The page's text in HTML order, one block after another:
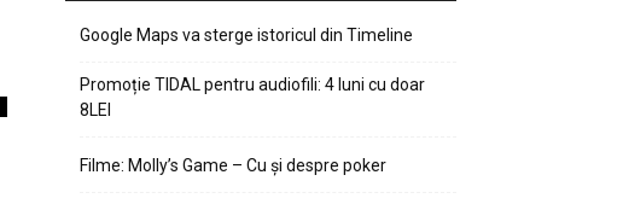
Google Maps va sterge istoricul din Timeline
Promoție TIDAL pentru audiofili: 4 luni cu doar
8LEI
Filme: Molly’s Game – Cu și despre poker